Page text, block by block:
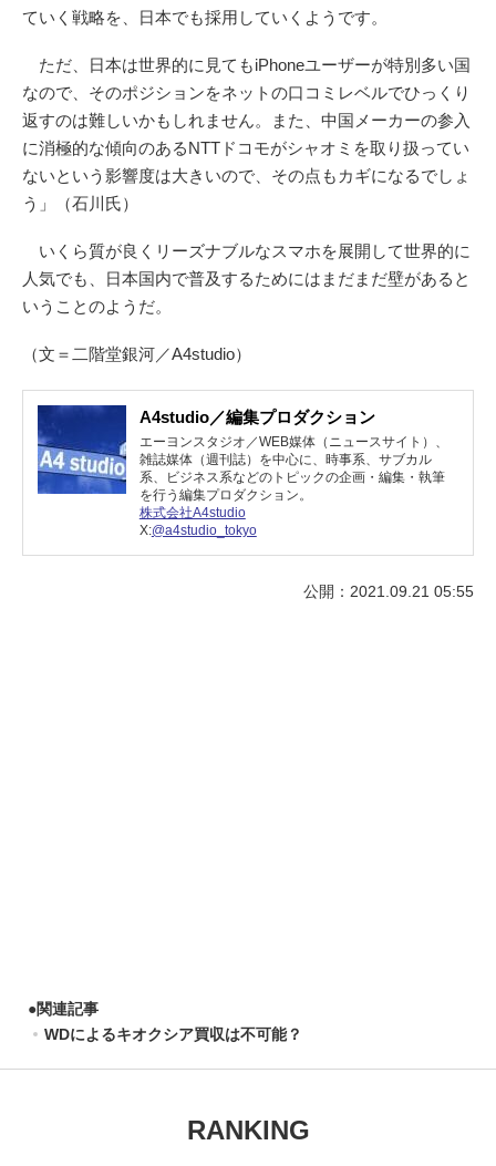
ていく戦略を、日本でも採用していくようです。
ただ、日本は世界的に見てもiPhoneユーザーが特別多い国
なので、そのポジションをネットの口コミレベルでひっくり
返すのは難しいかもしれません。また、中国メーカーの参入
に消極的な傾向のあるNTTドコモがシャオミを取り扱ってい
ないという影響度は大きいので、その点もカギになるでしょ
う」（石川氏）
いくら質が良くリーズナブルなスマホを展開して世界的に
人気でも、日本国内で普及するためにはまだまだ壁があると
いうことのようだ。
（文＝二階堂銀河／A4studio）
A4studio／編集プロダクション
エーヨンスタジオ／WEB媒体（ニュースサイト）、
雑誌媒体（週刊誌）を中心に、時事系、サブカル
系、ビジネス系などのトピックの企画・編集・執筆
を行う編集プロダクション。
株式会社A4studio
X:@a4studio_tokyo
公開：2021.09.21 05:55
●関連記事
WDによるキオクシア買収は不可能？
RANKING